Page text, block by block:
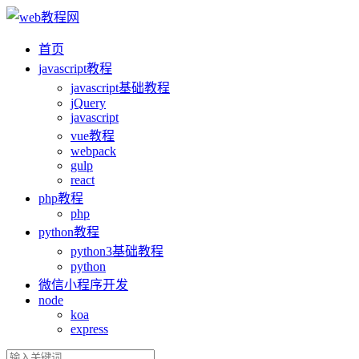
首页
javascript教程
javascript基础教程
jQuery
javascript
vue教程
webpack
gulp
react
php教程
php
python教程
python3基础教程
python
微信小程序开发
node
koa
express